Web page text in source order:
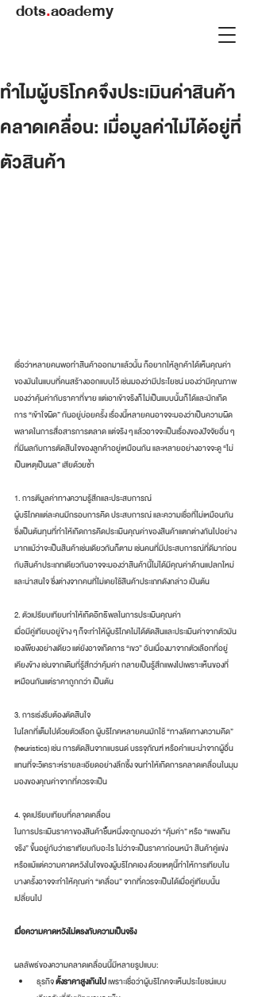
dots.academy
ทำไมผู้บริโภคจึงประเมินค่าสินค้า
คลาดเคลื่อน: เมื่อมูลค่าไม่ได้อยู่ที่
ตัวสินค้า
เชื่อว่าหลายคนพอทำสินค้าออกมาแล้วนั้น ก็อยากให้ลูกค้าได้เห็นคุณค่า
ของมันในแบบที่คนสร้างออกแบบไว้ เช่นมองว่ามีประโยชน์ มองว่ามีคุณภาพ
มองว่าคุ้มค่ากับราคาที่ขาย แต่เอาเข้าจริงก็ไม่เป็นแบบนั้นก็ได้และมักเกิด
การ “เข้าใจผิด” กันอยู่บ่อยครั้ง เรื่องนี้หลายคนอาจจะมองว่าเป็นความผิด
พลาดในการสื่อสารการตลาด แต่จริง ๆ แล้วอาจจะเป็นเรื่องของปัจจัยอื่น ๆ
ที่มีผลกับการตัดสินใจของลูกค้าอยู่เหมือนกัน และหลายอย่างอาจจะดู “ไม่
เป็นเหตุเป็นผล” เสียด้วยซ้ำ
1. การตีมูลค่าทางความรู้สึกและประสบการณ์
ผู้บริโภคแต่ละคนมีกรอบการคิด ประสบการณ์ และความเชื่อที่ไม่เหมือนกัน
ซึ่งเป็นต้นทุนที่ทำให้เกิดการคิดประเมินคุณค่าของสินค้าแตกต่างกันไปอย่าง
มากแม้ว่าจะเป็นสินค้าเช่นเดียวกันก็ตาม เช่นคนที่มีประสบการณ์ที่ดีมาก่อน
กับสินค้าประเภทเดียวกันอาจจะมองว่าสินค้านี้ไม่ได้มีคุณค่าด้านแปลกใหม่
และน่าสนใจ ซึ่งต่างจากคนที่ไม่เคยใช้สินค้าประเภทดังกล่าว เป้นต้น
2. ตัวเปรียบเทียบทำให้เกิดอิทธิพลในการประเมินคุณค่า
เมื่อมีคู่เทียบอยู่ข้าง ๆ ก็จะทำให้ผู้บริโภคไม่ได้ตัดสินและประเมินค่าจากตัวมัน
เองเพียงอย่างเดียว แต่ยังอาจเกิดการ “เขว” อันเนื่องมาจากตัวเลือกที่อยู่
เคียงข้าง เช่นจากเดิมที่รู้สึกว่าคุ้มค่า กลายเป็นรู้สึกแพงไปเพราะเห็นของที่
เหมือนกันแต่ราคาถูกกว่า เป็นต้น
3. การเร่งรีบต้องตัดสินใจ
ในโลกที่เต็มไปด้วยตัวเลือก ผู้บริโภคหลายคนมักใช้ “ทางลัดทางความคิด”
(heuristics) เช่น การตัดสินจากแบรนด์ บรรจุภัณฑ์ หรือคำแนะนำจากผู้อื่น
แทนที่จะวิเคราะห์รายละเอียดอย่างลึกซึ้ง จนทำให้เกิดการคลาดเคลื่อนในมุม
มองของคุณค่าจากที่ควรจะเป็น
4. จุดเปรียบเทียบที่คลาดเคลื่อน
ในการประเมินราคาของสินค้าชิ้นหนึ่งจะถูกมองว่า “คุ้มค่า” หรือ “แพงเกิน
จริง” ขึ้นอยู่กับว่าเราเทียบกับอะไร ไม่ว่าจะเป็นราคาก่อนหน้า สินค้าคู่แข่ง
หรือแม้แต่ความคาดหวังในใจของผู้บริโภคเอง ด้วยเหตุนี้ทำให้การเทียบใน
บางครั้งอาจจะทำให้คุณค่า “เคลื่อน” จากที่ควรจะเป็นได้เมื่อคู่เทียบนั้น
เปลี่ยนไป
เมื่อความคาดหวังไม่ตรงกับความเป็นจริง
ผลลัพธ์ของความคลาดเคลื่อนนี้มีหลายรูปแบบ:
ธุรกิจ ตั้งราคาสูงเกินไป เพราะเชื่อว่าผู้บริโภคจะเห็นประโยชน์แบบ